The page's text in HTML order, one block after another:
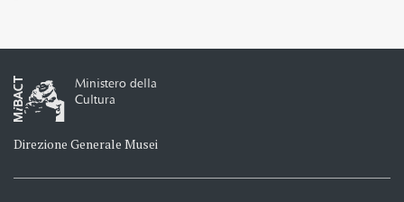
Ministero della
Cultura
Direzione Generale Musei